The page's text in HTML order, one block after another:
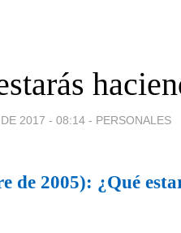
2017 - 08:14 - PERSONALES
de 2005): ¿Qué